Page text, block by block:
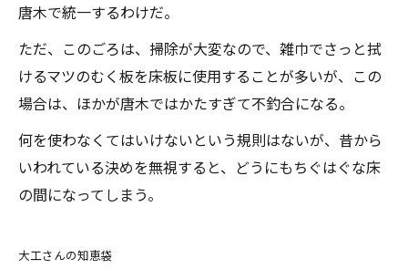
唐木で統一するわけだ。
ただ、このごろは、掃除が大変なので、雑巾でさっと拭
けるマツのむく板を床板に使用することが多いが、この
場合は、ほかが唐木ではかたすぎて不釣合になる。
何を使わなくてはいけないという規則はないが、昔から
いわれている決めを無視すると、どうにもちぐはぐな床
の間になってしまう。
大工さんの知恵袋